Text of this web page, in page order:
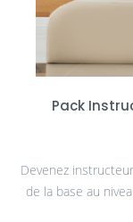
Pack
Devenez
de la base au